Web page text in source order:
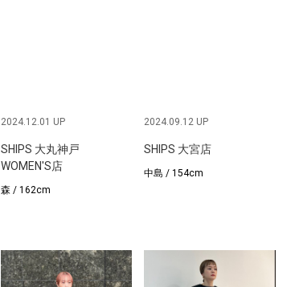
2024.12.01 UP
SHIPS 大丸神戸
WOMEN'S店
森 / 162cm
2024.09.12 UP
SHIPS 大宮店
中島 / 154cm